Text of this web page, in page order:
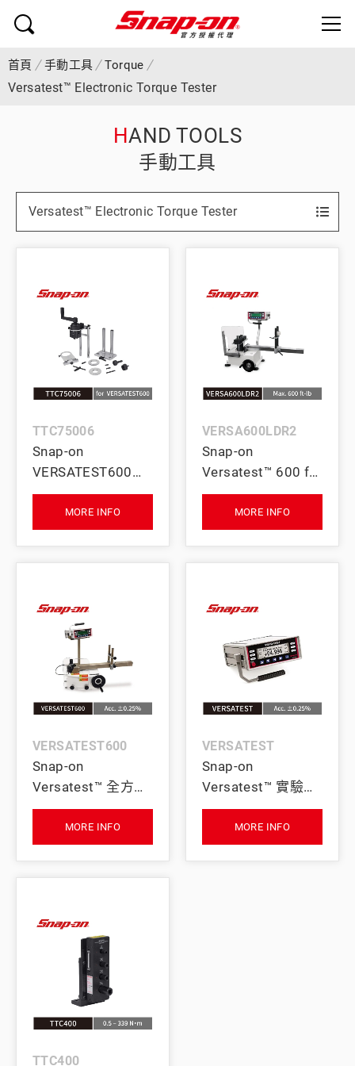
首頁 手動工具 Torque
Versatest™ Electronic Torque Tester
HAND TOOLS
手動工具
Versatest™ Electronic Torque Tester
TTC75006
Snap-on
VERSATEST600校
驗工作站用 扭力起
子測試工具組
MORE INFO
VERSA600LDR2
Snap-on
Versatest™ 600 ft-
lb 機械式扭力加載
台 (不含顯示主機)
MORE INFO
VERSATEST600
Snap-on
Versatest™ 全方位
電子扭力校驗系統
工作站 (精度
±0.25%)
MORE INFO
VERSATEST
Snap-on
Versatest™ 實驗室
級電子扭力校驗機
(精度 ±0.25%)
MORE INFO
TTC400